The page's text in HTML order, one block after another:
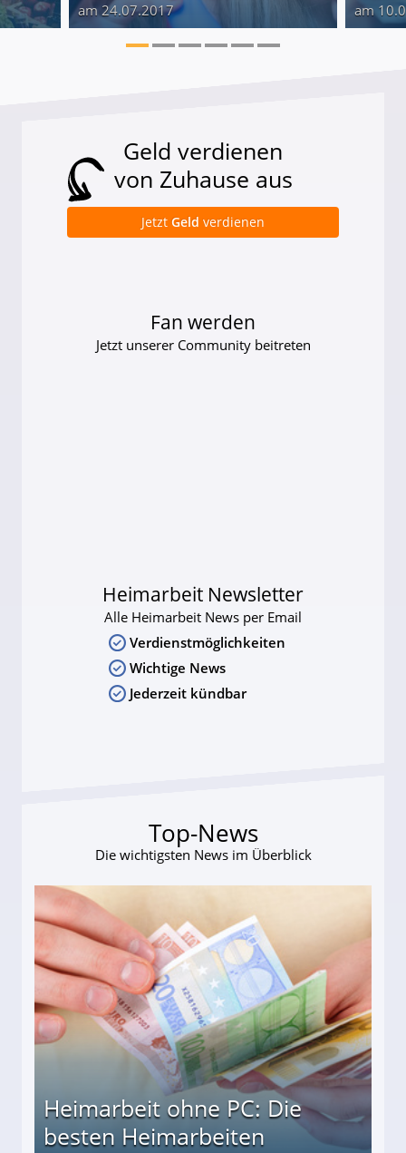
am 24.07.2017 am
Geld verdienen
von Zuhause aus
Jetzt Geld verdienen
Fan werden
Jetzt unserer Community beitreten
Heimarbeit Newsletter
Alle Heimarbeit News per Email
Verdienstmöglichkeiten
Wichtige News
Jederzeit kündbar
Top-News
Die wichtigsten News im Überblick
Heimarbeit ohne PC: Die
besten Heimarbeiten